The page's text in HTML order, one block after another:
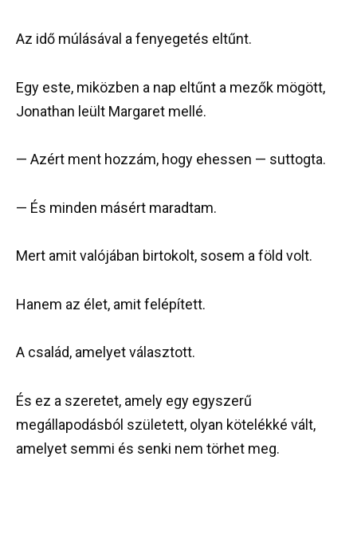
Az idő múlásával a fenyegetés eltűnt.
Egy este, miközben a nap eltűnt a mezők mögött,
Jonathan leült Margaret mellé.
— Azért ment hozzám, hogy ehessen — suttogta.
— És minden másért maradtam.
Mert amit valójában birtokolt, sosem a föld volt.
Hanem az élet, amit felépített.
A család, amelyet választott.
És ez a szeretet, amely egy egyszerű
megállapodásból született, olyan kötelékké vált,
amelyet semmi és senki nem törhet meg.